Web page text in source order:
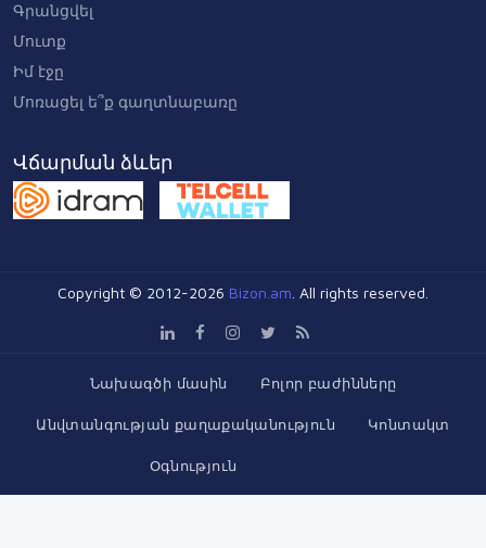
Գրանցվել
Մուտք
Իմ էջը
Մոռացել ե՞ք գաղտնաբառը
Վճարման ձևեր
Copyright © 2012-2026 Bizon.am . All rights reserved.
Նախագծի մասին Բոլոր բաժինները
Անվտանգության քաղաքականություն Կոնտակտ
Օգնություն